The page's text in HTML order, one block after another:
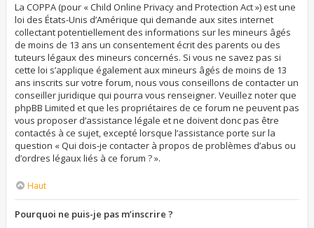
La COPPA (pour « Child Online Privacy and Protection Act ») est une
loi des États-Unis d’Amérique qui demande aux sites internet
collectant potentiellement des informations sur les mineurs âgés
de moins de 13 ans un consentement écrit des parents ou des
tuteurs légaux des mineurs concernés. Si vous ne savez pas si
cette loi s’applique également aux mineurs âgés de moins de 13
ans inscrits sur votre forum, nous vous conseillons de contacter un
conseiller juridique qui pourra vous renseigner. Veuillez noter que
phpBB Limited et que les propriétaires de ce forum ne peuvent pas
vous proposer d’assistance légale et ne doivent donc pas être
contactés à ce sujet, excepté lorsque l’assistance porte sur la
question « Qui dois-je contacter à propos de problèmes d’abus ou
d’ordres légaux liés à ce forum ? ».
Haut
Pourquoi ne puis-je pas m’inscrire ?